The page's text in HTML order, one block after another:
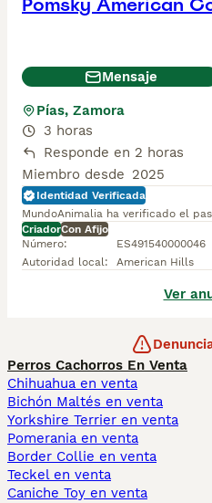
Mensaje
Pías, Zamora
3 horas
Responde en 2 horas
Miembro desde 2025
Identidad Verificada
MundoAnimalia ha verificado el
CriadorCon Afijo
Número:
ES491540000046
Autoridad local: American Hills
Ver
Perros Cachorros En Venta
Chihuahua en venta
Bichón Maltés en venta
Yorkshire Terrier en venta
Pomerania en venta
Border Collie en venta
Teckel en venta
Caniche Toy en venta